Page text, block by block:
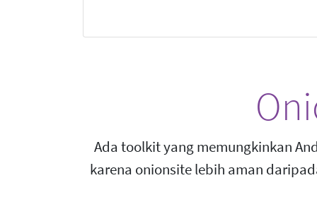
Ada toolkit yang memungkinkan
karena onionsite lebih aman